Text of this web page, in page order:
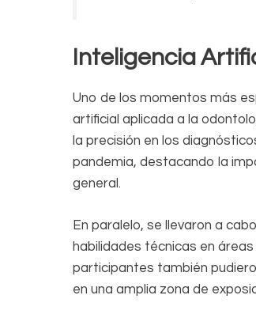
Inteligencia
Uno de los momentos más
artificial aplicada a la
la precisión en los
pandemia, destacando la
general.
En paralelo, se llevaron a
habilidades técnicas en
participantes también
en una amplia zona de